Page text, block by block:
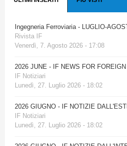
Ingegneria Ferroviaria - LUGLIO-
Rivista IF
Venerdì, 7. Agosto 2026 - 17:08
2026 JUNE - IF NEWS FOR
IF Notiziari
Lunedì, 27. Luglio 2026 - 18:02
2026 GIUGNO - IF NOTIZIE
IF Notiziari
Lunedì, 27. Luglio 2026 - 18:02